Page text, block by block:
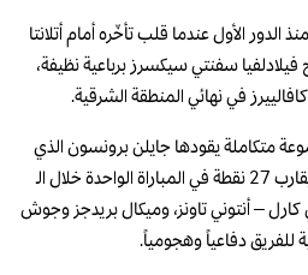
الأول عندما قلب تأخّره أمام أتلانتا
أن يجتاح فيلادلفيا سفنتي سيكسرز برباعية نظيفة،
في نهائي المنطقة الشرقية.
متكاملة يقودها جايلن برونسون الذي
يقدّم مستويات استثنائية بمعدل يقارب 27 نقطة في المباراة الواحدة خلال الـ
كارل – أنتوني تاونز، وميكال بريدجز وجوش
دفاعياً وهجومياً.